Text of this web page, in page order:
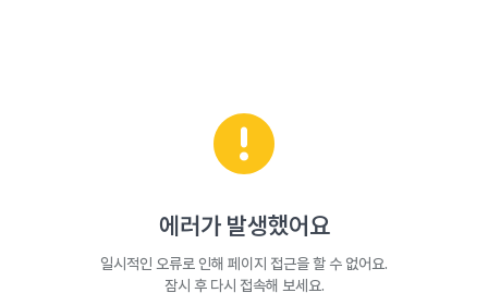
에러가 발생했어요
일시적인 오류로 인해 페이지 접근을 할 수 없어요.
잠시 후 다시 접속해 보세요.